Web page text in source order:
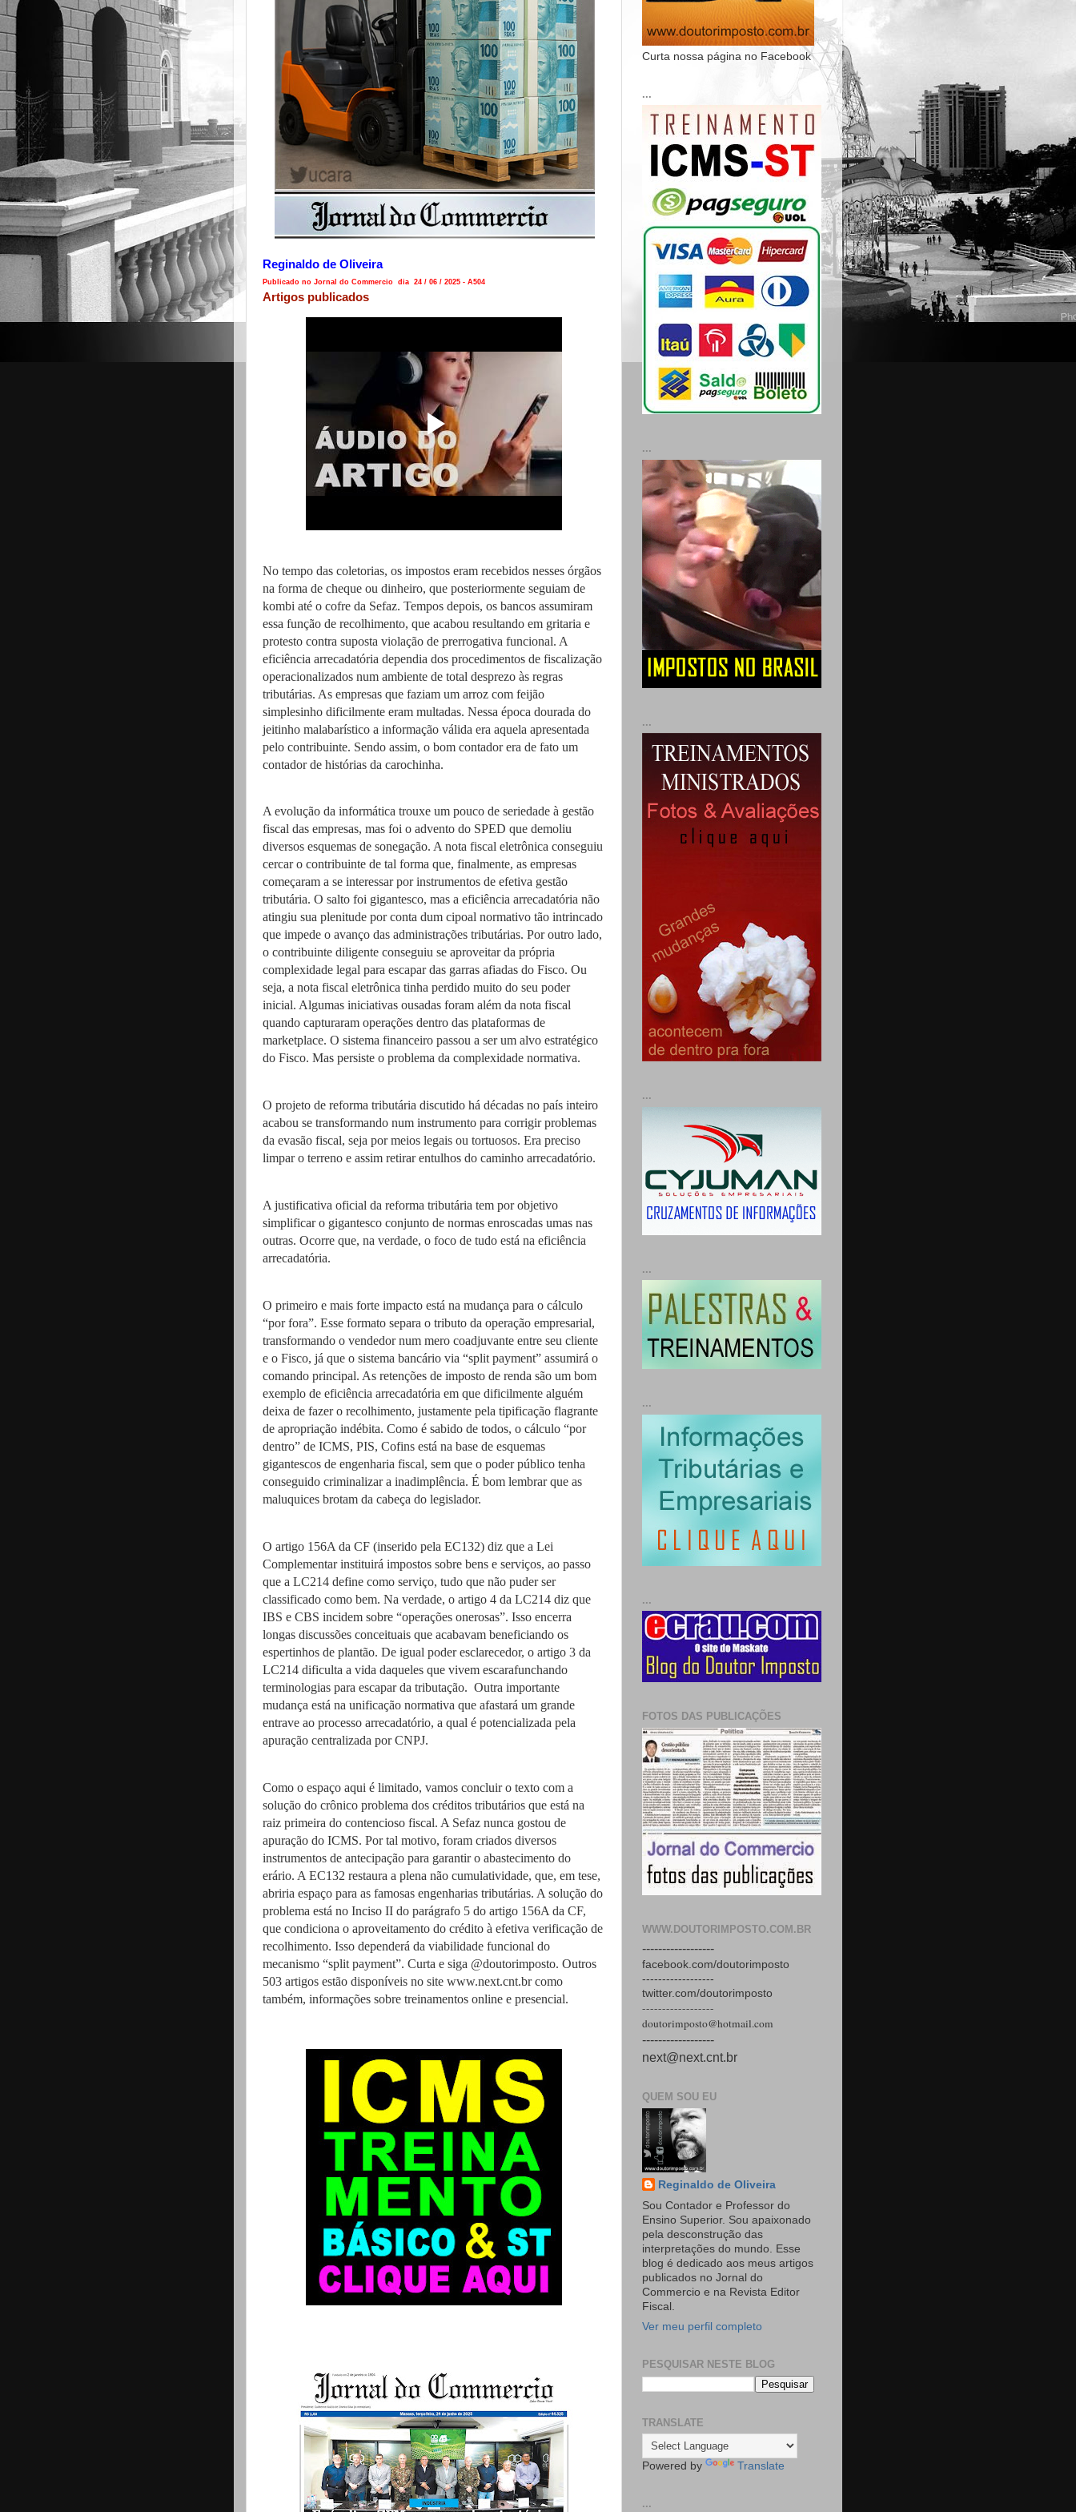
Reginaldo de Oliveira
Publicado no Jornal do Commercio dia 24 / 06 / 2025 - A504
Artigos publicados
No tempo das coletorias, os impostos eram recebidos nesses órgãos
na forma de cheque ou dinheiro, que posteriormente seguiam de
kombi até o cofre da Sefaz. Tempos depois, os bancos assumiram
essa função de recolhimento, que acabou resultando em gritaria e
protesto contra suposta violação de prerrogativa funcional. A
eficiência arrecadatória dependia dos procedimentos de fiscalização
operacionalizados num ambiente de total desprezo às regras
tributárias. As empresas que faziam um arroz com feijão
simplesinho dificilmente eram multadas. Nessa época dourada do
jeitinho malabarístico a informação válida era aquela apresentada
pelo contribuinte. Sendo assim, o bom contador era de fato um
contador de histórias da carochinha.
A evolução da informática trouxe um pouco de seriedade à gestão
fiscal das empresas, mas foi o advento do SPED que demoliu
diversos esquemas de sonegação. A nota fiscal eletrônica conseguiu
cercar o contribuinte de tal forma que, finalmente, as empresas
começaram a se interessar por instrumentos de efetiva gestão
tributária. O salto foi gigantesco, mas a eficiência arrecadatória não
atingiu sua plenitude por conta dum cipoal normativo tão intrincado
que impede o avanço das administrações tributárias. Por outro lado,
o contribuinte diligente conseguiu se aproveitar da própria
complexidade legal para escapar das garras afiadas do Fisco. Ou
seja, a nota fiscal eletrônica tinha perdido muito do seu poder
inicial. Algumas iniciativas ousadas foram além da nota fiscal
quando capturaram operações dentro das plataformas de
marketplace. O sistema financeiro passou a ser um alvo estratégico
do Fisco. Mas persiste o problema da complexidade normativa.
O projeto de reforma tributária discutido há décadas no país inteiro
acabou se transformando num instrumento para corrigir problemas
da evasão fiscal, seja por meios legais ou tortuosos. Era preciso
limpar o terreno e assim retirar entulhos do caminho arrecadatório.
A justificativa oficial da reforma tributária tem por objetivo
simplificar o gigantesco conjunto de normas enroscadas umas nas
outras. Ocorre que, na verdade, o foco de tudo está na eficiência
arrecadatória.
O primeiro e mais forte impacto está na mudança para o cálculo
“por fora”. Esse formato separa o tributo da operação empresarial,
transformando o vendedor num mero coadjuvante entre seu cliente
e o Fisco, já que o sistema bancário via “split payment” assumirá o
comando principal. As retenções de imposto de renda são um bom
exemplo de eficiência arrecadatória em que dificilmente alguém
deixa de fazer o recolhimento, justamente pela tipificação flagrante
de apropriação indébita. Como é sabido de todos, o cálculo “por
dentro” de ICMS, PIS, Cofins está na base de esquemas
gigantescos de engenharia fiscal, sem que o poder público tenha
conseguido criminalizar a inadimplência. É bom lembrar que as
maluquices brotam da cabeça do legislador.
O artigo 156A da CF (inserido pela EC132) diz que a Lei
Complementar instituirá impostos sobre bens e serviços, ao passo
que a LC214 define como serviço, tudo que não puder ser
classificado como bem. Na verdade, o artigo 4 da LC214 diz que
IBS e CBS incidem sobre “operações onerosas”. Isso encerra
longas discussões conceituais que acabavam beneficiando os
espertinhos de plantão. De igual poder esclarecedor, o artigo 3 da
LC214 dificulta a vida daqueles que vivem escarafunchando
terminologias para escapar da tributação. Outra importante
mudança está na unificação normativa que afastará um grande
entrave ao processo arrecadatório, a qual é potencializada pela
apuração centralizada por CNPJ.
Como o espaço aqui é limitado, vamos concluir o texto com a
solução do crônico problema dos créditos tributários que está na
raiz primeira do contencioso fiscal. A Sefaz nunca gostou de
apuração do ICMS. Por tal motivo, foram criados diversos
instrumentos de antecipação para garantir o abastecimento do
erário. A EC132 restaura a plena não cumulatividade, que, em tese,
abriria espaço para as famosas engenharias tributárias. A solução do
problema está no Inciso II do parágrafo 5 do artigo 156A da CF,
que condiciona o aproveitamento do crédito à efetiva verificação de
recolhimento. Isso dependerá da viabilidade funcional do
mecanismo “split payment”. Curta e siga @doutorimposto. Outros
503 artigos estão disponíveis no site www.next.cnt.br como
também, informações sobre treinamentos online e presencial.
Curta nossa página no Facebook
...
...
...
...
...
...
...
FOTOS DAS PUBLICAÇÕES
WWW.DOUTORIMPOSTO.COM.BR
------------------
facebook.com/doutorimposto
------------------
twitter.com/doutorimposto
------------------
doutorimposto@hotmail.com
------------------
next@next.cnt.br
QUEM SOU EU
Reginaldo de Oliveira
Sou Contador e Professor do
Ensino Superior. Sou apaixonado
pela desconstrução das
interpretações do mundo. Esse
blog é dedicado aos meus artigos
publicados no Jornal do
Commercio e na Revista Editor
Fiscal.
Ver meu perfil completo
PESQUISAR NESTE BLOG
TRANSLATE
Powered by Translate
...